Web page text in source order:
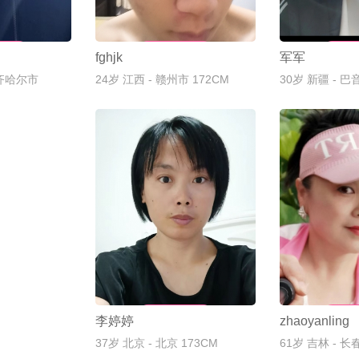
哈尔市
fghjk
24岁 江西 - 赣州市 172CM
军军
30岁 新疆 - 巴
李婷婷
37岁 北京 - 北京 173CM
联
zhaoyanling
61岁 吉林 - 长